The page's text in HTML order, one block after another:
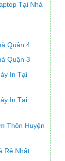
Tại Nhà
Quận 4
Quận 3
In Tại
In Tại
Thôn Huyện
Rẻ Nhất